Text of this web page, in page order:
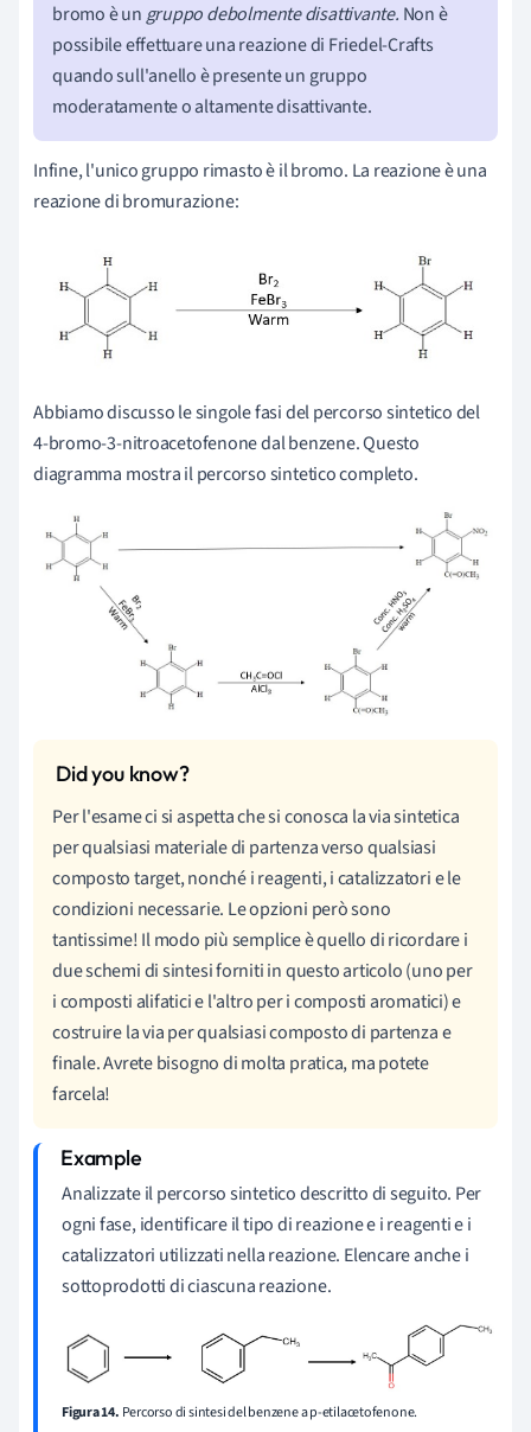
bromo è ungruppo debolmente disattivante. Non è
possibile effettuare una reazione di Friedel-Crafts
quando sull'anello è presente un gruppo
moderatamente o altamente disattivante.
Infine, l'unico gruppo rimasto è il bromo. La reazione è una
reazione di bromurazione:
Abbiamo discusso le singole fasi del percorso sintetico del
4-bromo-3-nitroacetofenone dal benzene. Questo
diagramma mostra il percorso sintetico completo.
Per l'esame ci si aspetta che si conosca la via sintetica
per qualsiasi materiale di partenza verso qualsiasi
composto target, nonché i reagenti, i catalizzatori e le
condizioni necessarie. Le opzioni però sono
tantissime! Il modo più semplice è quello di ricordare i
due schemi di sintesi forniti in questo articolo (uno per
i composti alifatici e l'altro per i composti aromatici) e
costruire la via per qualsiasi composto di partenza e
finale. Avrete bisogno di molta pratica, ma potete
farcela!
Analizzate il percorso sintetico descritto di seguito. Per
ogni fase, identificare il tipo di reazione e i reagenti e i
catalizzatori utilizzati nella reazione. Elencare anche i
sottoprodotti di ciascuna reazione.
Figura 14. Percorso di sintesi del benzene a p-etilacetofenone.